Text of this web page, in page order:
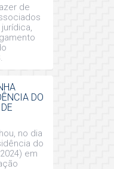
de
DO
no dia
do
em